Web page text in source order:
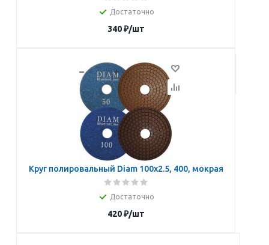
Достаточно
340₽/шт
В корзину
Круг полировальный Diam 100х2.5, 400, мокрая
Достаточно
420₽/шт